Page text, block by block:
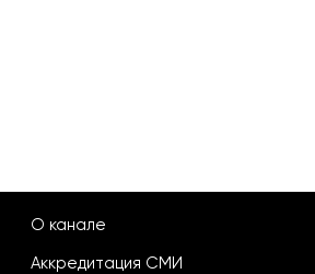
О канале
Аккредитация СМИ